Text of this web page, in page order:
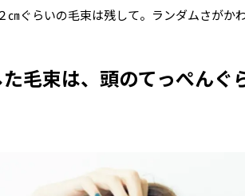
ぐらいの毛束は残して。ランダムさがかわ
毛束は、頭のてっぺんぐ